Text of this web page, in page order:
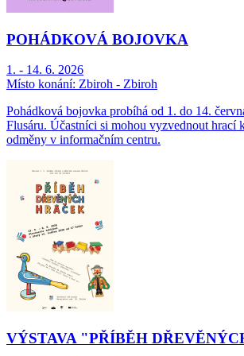
POHÁDKOVÁ BOJOVKA
1. - 14. 6. 2026
Místo konání: Zbiroh - Zbiroh
Pohádková bojovka probíhá od 1. do 14.
Flusáru. Účastníci si mohou vyzvednout hrací
odměny v informačním centru.
VÝSTAVA "PŘÍBĚH